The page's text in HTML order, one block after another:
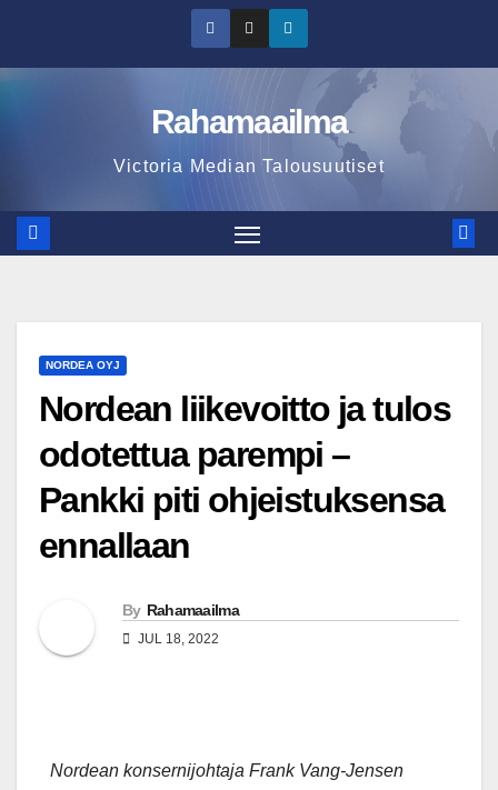
content
Rahamaailma
Victoria Median Talousuutiset
NORDEA OYJ
Nordean liikevoitto ja tulos
odotettua parempi –
Pankki piti ohjeistuksensa
ennallaan
By Rahamaailma
JUL 18, 2022
Nordean konsernijohtaja Frank Vang-Jensen